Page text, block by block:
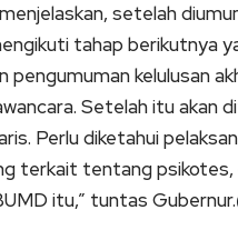
setelah
tahap berikutnya
pengumuman kelulusan
Setelah itu
Perlu diketahui
terkait tentang psikotes,
itu,” tuntas Gubernur.